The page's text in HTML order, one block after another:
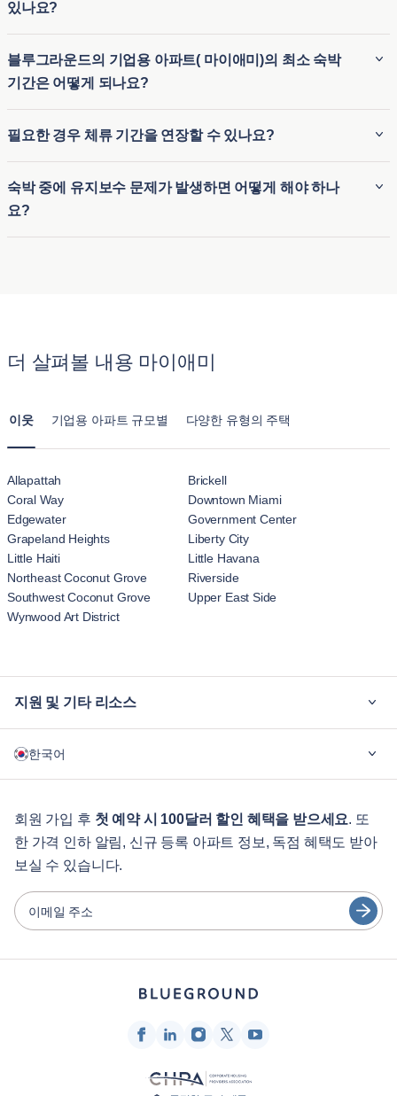
급 침구 등의 편의시설을 갖추고 있는 경우가 많습니다. 또한
피트니스 센터, 수영장, 옥상 라운지를 이용할 수 있는 숙소도
많아 편안하고 편리한 숙박이 가능합니다. 집과 같은 경험에 호
텔 수준의 서비스를 더하는 것이 목표입니다.
있나요?
무자를 염두에 두고 설계되었으며 전용 업무공간을 갖추고 있
습니다. 이러한 업무공간에는 일반적으로 편안한 책상, 인체공
학적 의자, 강력한 Wi-Fi 연결이 포함되어 있어 생산적인 환경
을 보장합니다. 따라서 원격으로 근무하는 전문가나 장기 출장
중인 전문가에게 적합한 아파트입니다.
블루그라운드의 기업용 아파트( 마이애미)의 최소 숙박
기간은 어떻게 되나요?
로 30 박입니다. 이러한 유연성 덕분에 출장자, 장기 체류자 또
는 임시 숙소가 필요한 사람들에게 이상적입니다. 단, 숙소마다
조건이 조금씩 다를 수 있으므로 관심 있는 도시의 구체적인 조
건을 확인하는 것이 가장 좋습니다.
필요한 경우 체류 기간을 연장할 수 있나요?
이용 가능 여부에 따라 체류 기간을 연장할 수 있습니다. 연장
신청은 블루그라운드의 사용자 친화적인 앱을 통해 직접 관리
하거나 고객 지원팀에 문의할 수 있습니다. 원하는 아파트를 확
숙박 중에 유지보수 문제가 발생하면 어떻게 해야 하나
요?
위해 우선 서비스를 제공합니다.
더 살펴볼 내용 마이애미
이웃 기업용 아파트 규모별 다양한 유형의 주택
Allapattah
Brickell
Coral Way
Downtown Miami
Edgewater
Government Center
Grapeland Heights
Liberty City
Little Haiti
Little Havana
Northeast Coconut Grove
Riverside
Southwest Coconut Grove
Upper East Side
Wynwood Art District
지원 및 기타 리소스
기업용
게스트 서비스
도시 가이드
파트너
가구 렌탈 사업자
한국어
English
Português
Español
회원 가입 후 첫 예약 시 100달러 할인 혜택을 받으세요. 또
한 가격 인하 알림, 신규 등록 아파트 정보, 독점 혜택도 받아
보실 수 있습니다.
이메일 주소